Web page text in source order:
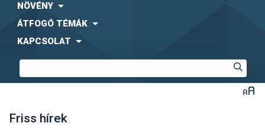
NÖVÉNY
ÁTFOGÓ TÉMÁK
KAPCSOLAT
Friss hírek